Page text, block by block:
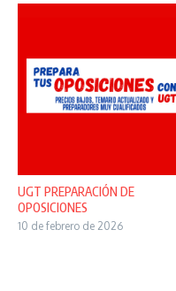
UGT PREPARACIÓN DE
OPOSICIONES
10 de febrero de 2026